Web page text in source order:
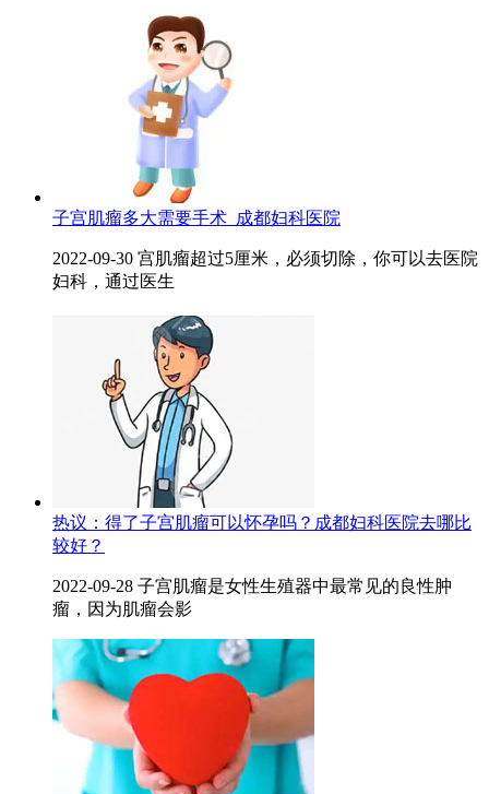
子宫肌瘤多大需要手术_成都妇科医院
2022-09-30 宫肌瘤超过5厘米，必须切除，你可以去医院
妇科，通过医生
热议：得了子宫肌瘤可以怀孕吗？成都妇科医院去哪比
较好？
2022-09-28 子宫肌瘤是女性生殖器中最常见的良性肿
瘤，因为肌瘤会影